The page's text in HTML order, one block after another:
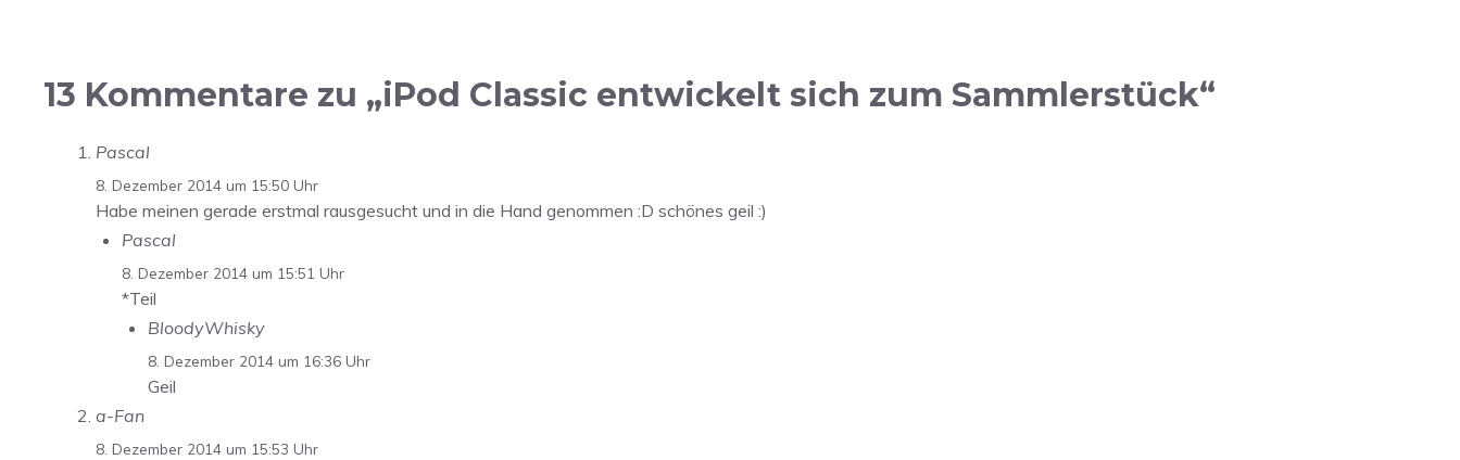
13 Kommentare zu „iPod Classic entwickelt sich zum Sammlerstück“
Pascal
8. Dezember 2014 um 15:50 Uhr
Habe meinen gerade erstmal rausgesucht und in die Hand genommen :D schönes geil :)
Pascal
8. Dezember 2014 um 15:51 Uhr
*Teil
BloodyWhisky
8. Dezember 2014 um 16:36 Uhr
Geil
a-Fan
8. Dezember 2014 um 15:53 Uhr